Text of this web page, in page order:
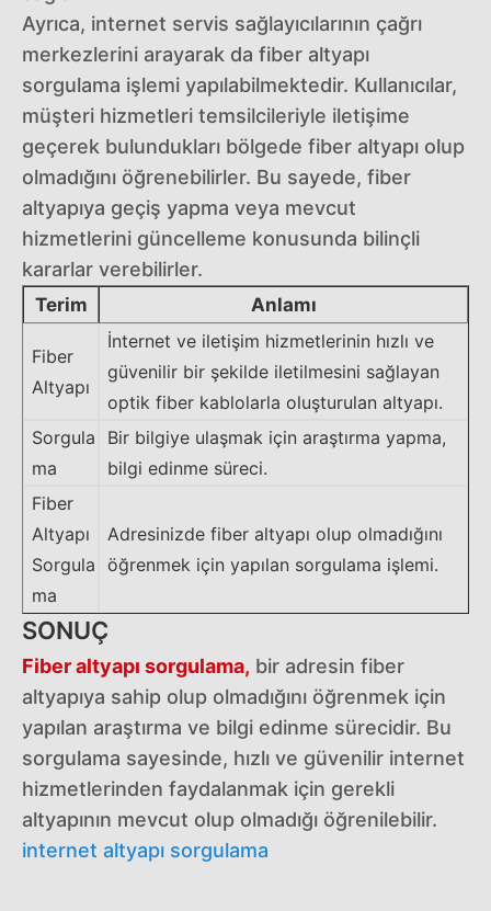
Ayrıca, internet servis sağlayıcılarının çağrı
merkezlerini arayarak da fiber altyapı
sorgulama işlemi yapılabilmektedir. Kullanıcılar,
müşteri hizmetleri temsilcileriyle iletişime
geçerek bulundukları bölgede fiber altyapı olup
olmadığını öğrenebilirler. Bu sayede, fiber
altyapıya geçiş yapma veya mevcut
hizmetlerini güncelleme konusunda bilinçli
kararlar verebilirler.
Terim Anlamı
Fiber
Altyapı
İnternet ve iletişim hizmetlerinin hızlı ve
güvenilir bir şekilde iletilmesini sağlayan
optik fiber kablolarla oluşturulan altyapı.
Sorgula
ma
Bir bilgiye ulaşmak için araştırma yapma,
bilgi edinme süreci.
Fiber
Altyapı
Sorgula
ma
Adresinizde fiber altyapı olup olmadığını
öğrenmek için yapılan sorgulama işlemi.
SONUÇ
Fiber altyapı sorgulama, bir adresin fiber
altyapıya sahip olup olmadığını öğrenmek için
yapılan araştırma ve bilgi edinme sürecidir. Bu
sorgulama sayesinde, hızlı ve güvenilir internet
hizmetlerinden faydalanmak için gerekli
altyapının mevcut olup olmadığı öğrenilebilir.
internet altyapı sorgulama